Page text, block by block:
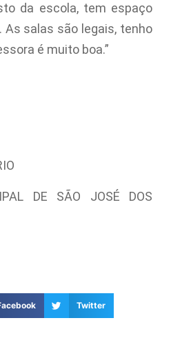
da escola, tem espaço
As salas são legais, tenho
é muito boa.”
DE SÃO JOSÉ DOS
Twitter